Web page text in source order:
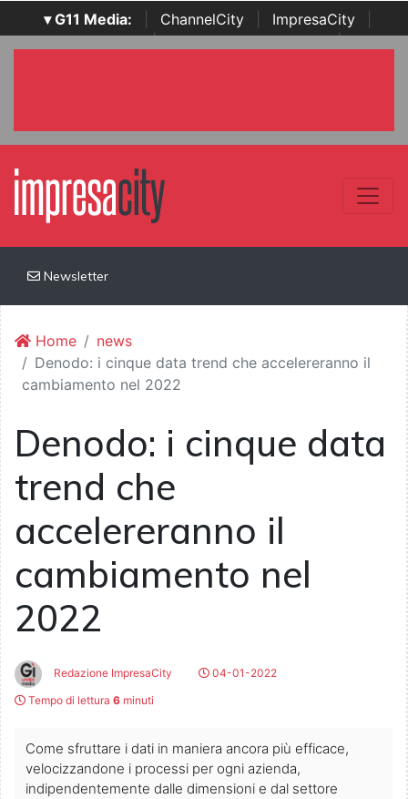
▾ G11 Media: ChannelCity ImpresaCity
SecurityOpenLab | Italian Channel Awards | Italian
Newsletter
Home
news
Denodo: i cinque data trend che accelereranno il
cambiamento nel 2022
Denodo: i cinque data
trend che
accelereranno il
cambiamento nel
2022
Redazione ImpresaCity
04-01-2022
Tempo di lettura 6 minuti
Come sfruttare i dati in maniera ancora più efficace,
velocizzandone i processi per ogni azienda,
indipendentemente dalle dimensioni e dal settore